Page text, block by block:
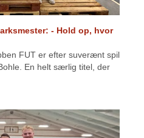
- Hold op, hvor
FUT er efter suverænt spil
En helt særlig titel, der